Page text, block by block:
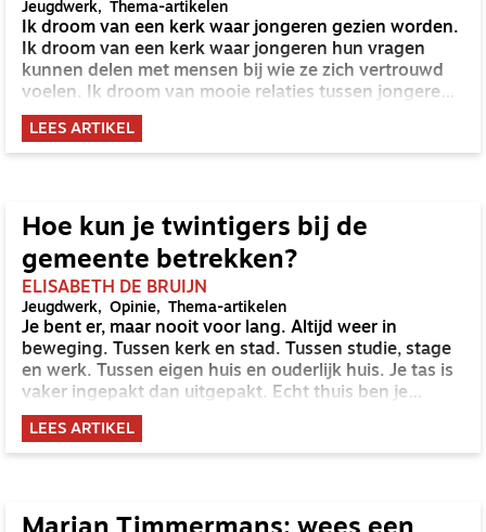
Jeugdwerk Thema-artikelen
Ik droom van een kerk waar jongeren gezien worden.
Ik droom van een kerk waar jongeren hun vragen
kunnen delen met mensen bij wie ze zich vertrouwd
voelen. Ik droom van mooie relaties tussen jongeren
en volwassenen. Relaties waarin jongeren hun geloof,
twijfels, emoties en keuzes een plek kunnen geven.
Buddy's zijn een goed begin om die droom waar te
LEES ARTIKEL
Hoe kun je twintigers bij de
gemeente betrekken?
ELISABETH DE BRUIJN
Jeugdwerk Opinie Thema-artikelen
Je bent er, maar nooit voor lang. Altijd weer in
beweging. Tussen kerk en stad. Tussen studie, stage
en werk. Tussen eigen huis en ouderlijk huis. Je tas is
vaker ingepakt dan uitgepakt. Echt thuis ben je
nergens. Wat moet jij, twintiger, bij de kerk?
LEES ARTIKEL